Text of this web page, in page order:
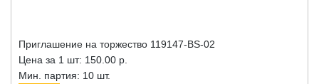
Приглашение на торжество 119147-BS-02
Цена за 1 шт: 150.00 р.
Мин. партия: 10 шт.